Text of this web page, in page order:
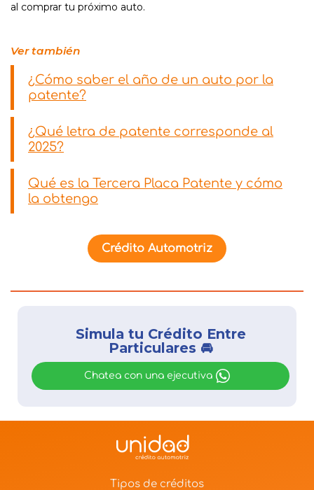
al comprar tu próximo auto.
Ver también
¿Cómo saber el año de un auto por la
patente?
¿Qué letra de patente corresponde al
2025?
Qué es la Tercera Placa Patente y cómo
la obtengo
Crédito Automotriz
Simula tu Crédito Entre
Particulares 🚘
Chatea con una ejecutiva
Tipos de créditos